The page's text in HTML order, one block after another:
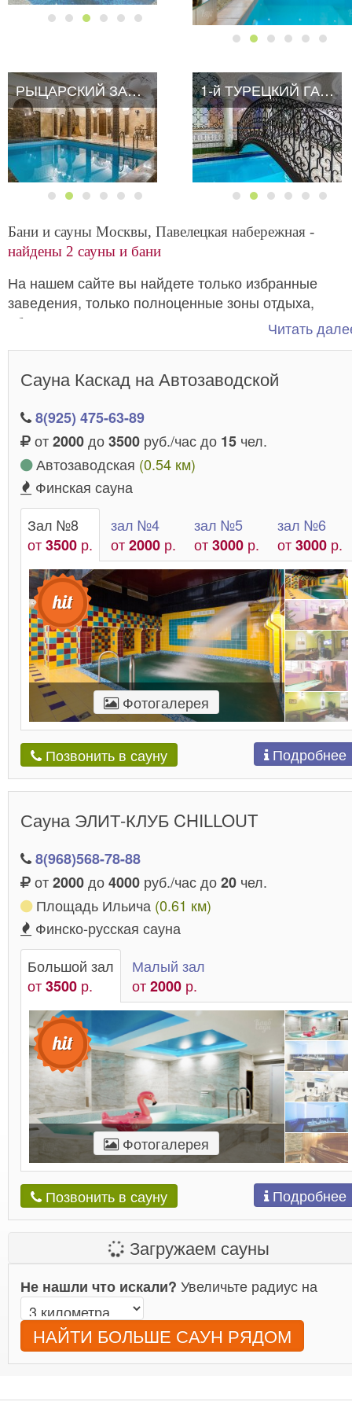
РЫЦАРСКИЙ ЗАМОК
РЫЦАРСКИЙ ЗАМОК 1-й ТУРЕЦКИЙ ГАМБИТ
1-й ТУРЕЦКИЙ ГАМБИТ
Бани и сауны Москвы, Павелецкая набережная -
найдены 2 сауны и бани
На нашем сайте вы найдете только избранные
заведения, только полноценные зоны отдыха,
оборудованные в соответствии современным
Бани и сауны возле набережной
такими заведениями!Приезжайте и убедитесь на
Читать
Сауна Каскад на Автозаводской
8(925) 475-63-89
от2000до3500 руб./час до 15 чел.
Автозаводская (0.54 км)
Финская сауна
Зал №8
от3500 р.
зал №4
от2000 р.
зал №5
от3000 р.
зал №6
от3000 р.
Фотогалерея
Позвонить в сауну Подробнее
Сауна ЭЛИТ-КЛУБ CHILLOUT
8(968)568-78-88
от2000до4000 руб./час до20 чел.
Площадь Ильича (0.61 км)
Финско-русская сауна
Большой зал
от3500 р.
Малый зал
от2000 р.
Фотогалерея
Позвонить в сауну Подробнее
Загружаем сауны
Не нашли что искали? Увеличьте радиус на
НАЙТИ БОЛЬШЕ САУН РЯДОМ